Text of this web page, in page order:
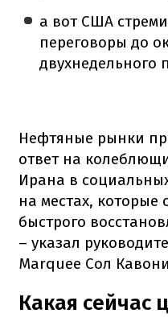
а вот США
переговоры до
двухнедельного
Нефтяные рынки
ответ на
Ирана в
на местах,
быстрого
– указал
Marquee Сол
Какая сейчас